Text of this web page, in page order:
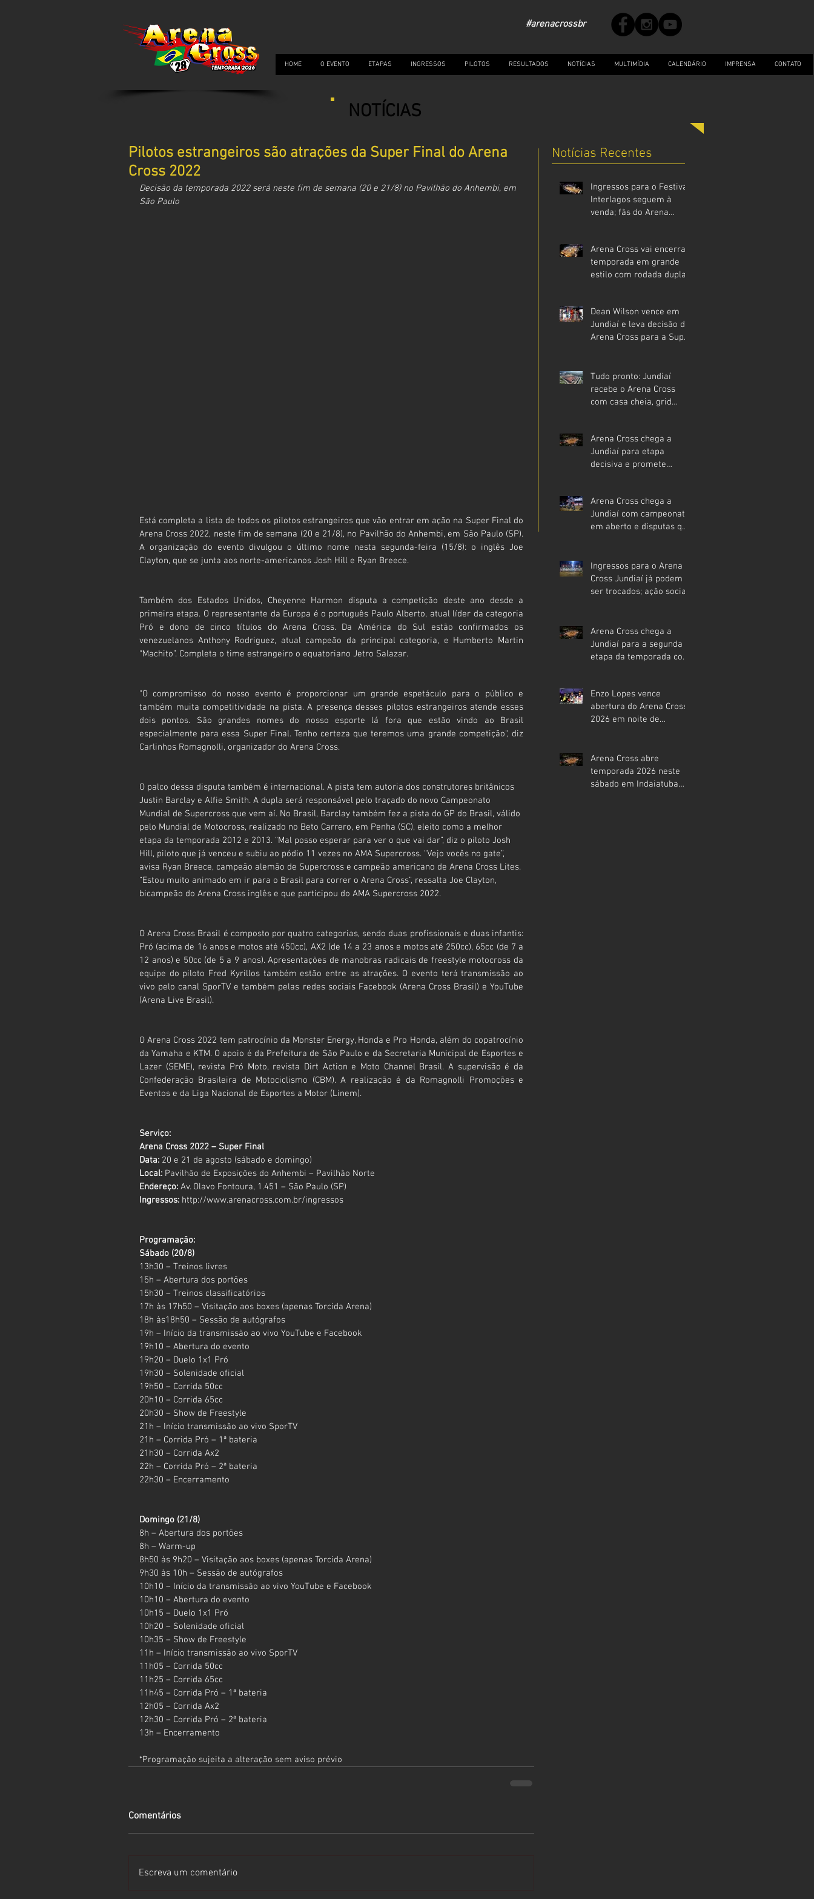
#arenacrossbr
HOME O EVENTO ETAPAS INGRESSOS PILOTOS RESULTADOS NOTÍCIAS MULTIMÍDIA CALENDÁRIO IMPRENSA CONTATO
Ingressos para o Festival
Interlagos seguem à
venda; fãs do Arena
antecipadamente
Arena Cross vai encerrar
temporada em grande
estilo com rodada dupla
Dean Wilson vence em
Jundiaí e leva decisão do
Arena Cross para a Super
Tudo pronto: Jundiaí
recebe o Arena Cross
com casa cheia, grid
campeonato
Arena Cross chega a
Jundiaí para etapa
decisiva e promete
Arena Cross chega a
Jundiaí com campeonato
em aberto e disputas que
Ingressos para o Arena
Cross Jundiaí já podem
ser trocados; ação social
famílias da cidade
Arena Cross chega a
Jundiaí para a segunda
etapa da temporada com
Enzo Lopes vence
abertura do Arena Cross
2026 em noite de
Arena Cross abre
temporada 2026 neste
sábado em Indaiatuba
Notícias Recentes
Pilotos estrangeiros são atrações da Super Final do Arena
Cross 2022
Decisão da temporada 2022 será neste fim de semana (20 e 21/8) no Pavilhão do Anhembi, em
São Paulo
Está completa a lista de todos os pilotos estrangeiros que vão entrar em ação na Super Final do
Arena Cross 2022, neste fim de semana (20 e 21/8), no Pavilhão do Anhembi, em São Paulo (SP).
A organização do evento divulgou o último nome nesta segunda-feira (15/8): o inglês Joe
Clayton, que se junta aos norte-americanos Josh Hill e Ryan Breece.
Também dos Estados Unidos, Cheyenne Harmon disputa a competição deste ano desde a
primeira etapa. O representante da Europa é o português Paulo Alberto, atual líder da categoria
Pró e dono de cinco títulos do Arena Cross. Da América do Sul estão confirmados os
venezuelanos Anthony Rodriguez, atual campeão da principal categoria, e Humberto Martin
“Machito”. Completa o time estrangeiro o equatoriano Jetro Salazar.
“O compromisso do nosso evento é proporcionar um grande espetáculo para o público e
também muita competitividade na pista. A presença desses pilotos estrangeiros atende esses
dois pontos. São grandes nomes do nosso esporte lá fora que estão vindo ao Brasil
especialmente para essa Super Final. Tenho certeza que teremos uma grande competição“, diz
Carlinhos Romagnolli, organizador do Arena Cross.
O palco dessa disputa também é internacional. A pista tem autoria dos construtores britânicos
Justin Barclay e Alfie Smith. A dupla será responsável pelo traçado do novo Campeonato
Mundial de Supercross que vem aí. No Brasil, Barclay também fez a pista do GP do Brasil, válido
pelo Mundial de Motocross, realizado no Beto Carrero, em Penha (SC), eleito como a melhor
etapa da temporada 2012 e 2013. “Mal posso esperar para ver o que vai dar”, diz o piloto Josh
Hill, piloto que já venceu e subiu ao pódio 11 vezes no AMA Supercross. “Vejo vocês no gate”,
avisa Ryan Breece, campeão alemão de Supercross e campeão americano de Arena Cross Lites.
“Estou muito animado em ir para o Brasil para correr o Arena Cross”, ressalta Joe Clayton,
bicampeão do Arena Cross inglês e que participou do AMA Supercross 2022.
O Arena Cross Brasil é composto por quatro categorias, sendo duas profissionais e duas infantis:
Pró (acima de 16 anos e motos até 450cc), AX2 (de 14 a 23 anos e motos até 250cc), 65cc (de 7 a
12 anos) e 50cc (de 5 a 9 anos). Apresentações de manobras radicais de freestyle motocross da
equipe do piloto Fred Kyrillos também estão entre as atrações. O evento terá transmissão ao
vivo pelo canal SporTV e também pelas redes sociais Facebook (Arena Cross Brasil) e YouTube
(Arena Live Brasil).
O Arena Cross 2022 tem patrocínio da Monster Energy, Honda e Pro Honda, além do copatrocínio
da Yamaha e KTM. O apoio é da Prefeitura de São Paulo e da Secretaria Municipal de Esportes e
Lazer (SEME), revista Pró Moto, revista Dirt Action e Moto Channel Brasil. A supervisão é da
Confederação Brasileira de Motociclismo (CBM). A realização é da Romagnolli Promoções e
Eventos e da Liga Nacional de Esportes a Motor (Linem).
Serviço:
Arena Cross 2022 – Super Final
Data: 20 e 21 de agosto (sábado e domingo)
Local: Pavilhão de Exposições do Anhembi – Pavilhão Norte
Endereço: Av. Olavo Fontoura, 1.451 – São Paulo (SP)
Ingressos: http://www.arenacross.com.br/ingressos
Programação:
Sábado (20/8)
13h30 – Treinos livres
15h – Abertura dos portões
15h30 – Treinos classificatórios
17h às 17h50 – Visitação aos boxes (apenas Torcida Arena)
18h às18h50 – Sessão de autógrafos
19h – Início da transmissão ao vivo YouTube e Facebook
19h10 – Abertura do evento
19h20 – Duelo 1x1 Pró
19h30 – Solenidade oficial
19h50 – Corrida 50cc
20h10 – Corrida 65cc
20h30 – Show de Freestyle
21h – Início transmissão ao vivo SporTV
21h – Corrida Pró – 1ª bateria
21h30 – Corrida Ax2
22h – Corrida Pró – 2ª bateria
22h30 – Encerramento
Domingo (21/8)
8h – Abertura dos portões
8h – Warm-up
8h50 às 9h20 – Visitação aos boxes (apenas Torcida Arena)
9h30 às 10h – Sessão de autógrafos
10h10 – Início da transmissão ao vivo YouTube e Facebook
10h10 – Abertura do evento
10h15 – Duelo 1x1 Pró
10h20 – Solenidade oficial
10h35 – Show de Freestyle
11h – Início transmissão ao vivo SporTV
11h05 – Corrida 50cc
11h25 – Corrida 65cc
11h45 – Corrida Pró – 1ª bateria
12h05 – Corrida Ax2
12h30 – Corrida Pró – 2ª bateria
13h – Encerramento
*Programação sujeita a alteração sem aviso prévio
Comentários
Escreva um comentário
NOTÍCIAS